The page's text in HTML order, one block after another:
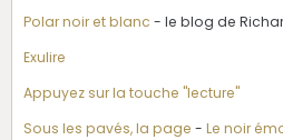
Polar noir et blanc - le blog de
Exulire
Appuyez sur la touche "lecture"
Sous les pavés, la page - Le noir